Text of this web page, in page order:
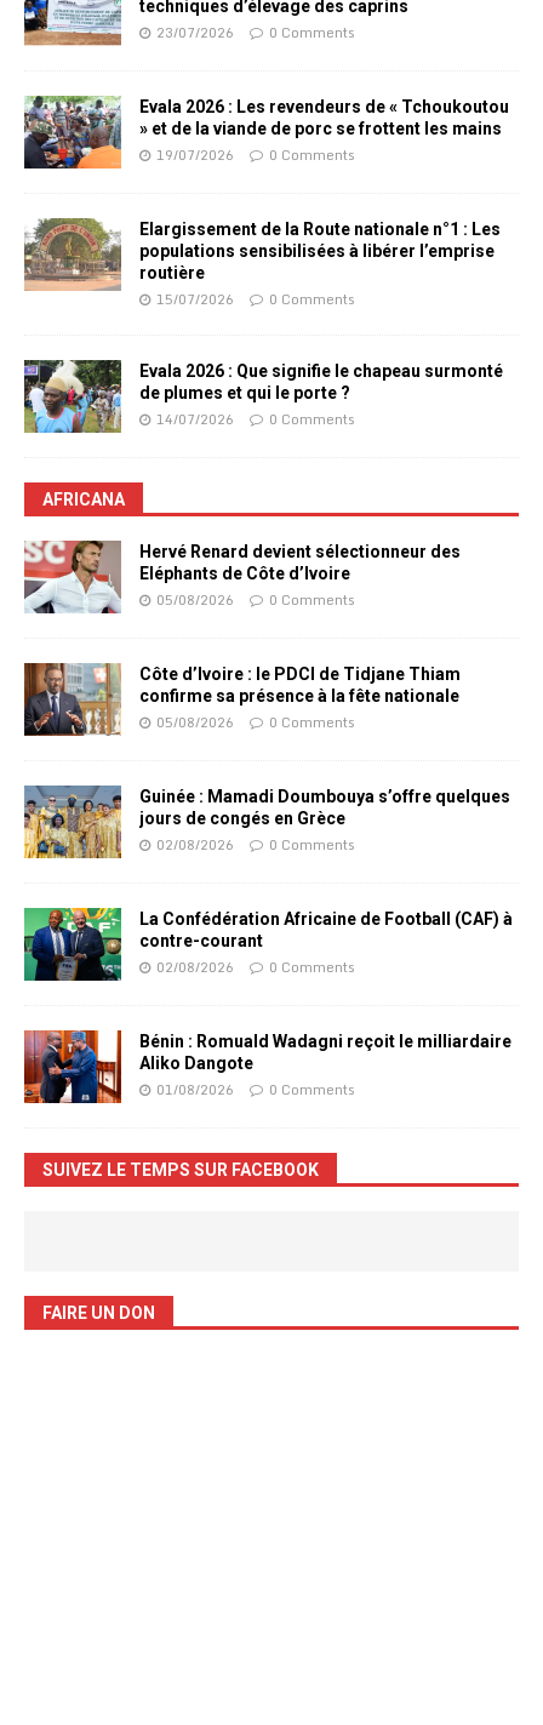
techniques d’élevage des caprins
23/07/2026 0 Comments
Evala 2026 : Les revendeurs de « Tchoukoutou
» et de la viande de porc se frottent les mains
19/07/2026 0 Comments
Elargissement de la Route nationale n°1 : Les
populations sensibilisées à libérer l’emprise
routière
15/07/2026 0 Comments
Evala 2026 : Que signifie le chapeau surmonté
de plumes et qui le porte ?
14/07/2026 0 Comments
AFRICANA
Hervé Renard devient sélectionneur des
Eléphants de Côte d’Ivoire
05/08/2026 0 Comments
Côte d’Ivoire : le PDCI de Tidjane Thiam
confirme sa présence à la fête nationale
05/08/2026 0 Comments
Guinée : Mamadi Doumbouya s’offre quelques
jours de congés en Grèce
02/08/2026 0 Comments
La Confédération Africaine de Football (CAF) à
contre-courant
02/08/2026 0 Comments
Bénin : Romuald Wadagni reçoit le milliardaire
Aliko Dangote
01/08/2026 0 Comments
SUIVEZ LE TEMPS SUR FACEBOOK
FAIRE UN DON